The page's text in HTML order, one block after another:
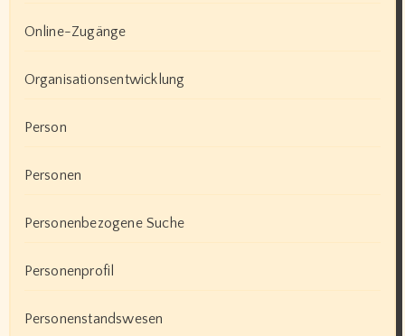
Online-Zugänge
Organisationsentwicklung
Person
Personen
Personenbezogene Suche
Personenprofil
Personenstandswesen